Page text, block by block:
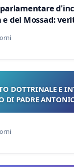
e del Mossad:
DOTTRINALE E
DI PADRE